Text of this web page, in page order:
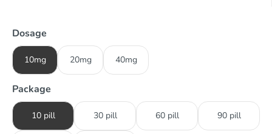
Dosage
10mg 20mg 40mg
Package
10 pill 30 pill 60 pill 90 pill